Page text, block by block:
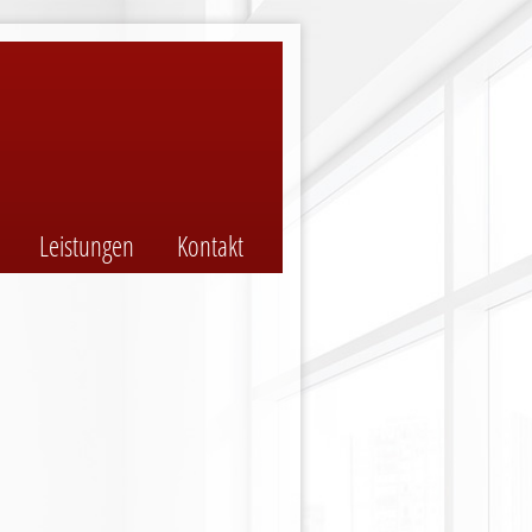
Leistungen Kontakt